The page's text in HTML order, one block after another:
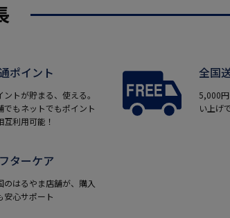
ポイント
ントが貯まる、使える。
でもネットでもポイント
互利用可能！
全国
5,000
い上げ
ターケア
のはるやま店舗が、購入
安心サポート